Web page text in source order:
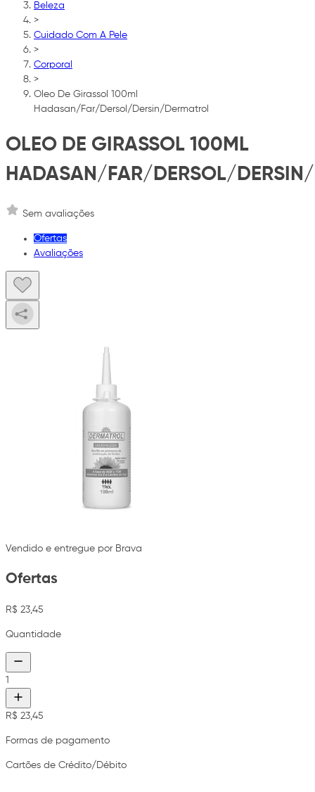
Beleza
>
Cuidado Com A Pele
>
Corporal
>
Oleo De Girassol 100ml
Hadasan/Far/Dersol/Dersin/Dermatrol
OLEO DE GIRASSOL 100ML
HADASAN/FAR/DERSOL/DERSIN/
Sem avaliações
Ofertas
Avaliações
Vendido e entregue por Brava
Ofertas
R$ 23,45
Quantidade
1
R$ 23,45
Formas de pagamento
Cartões de Crédito/Débito